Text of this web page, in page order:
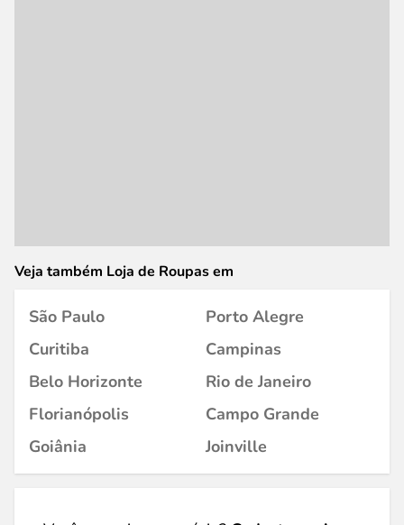
Veja também Loja de Roupas em
São Paulo
Porto Alegre
Curitiba
Campinas
Belo Horizonte
Rio de Janeiro
Florianópolis
Campo Grande
Goiânia
Joinville